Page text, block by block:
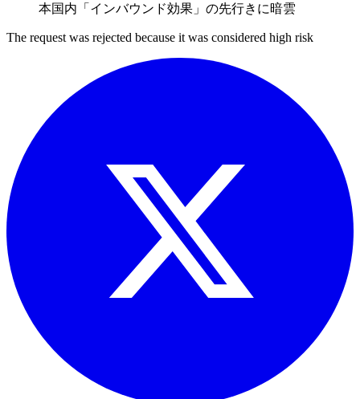
本国内「インバウンド効果」の先行きに暗雲
The request was rejected because it was considered high risk